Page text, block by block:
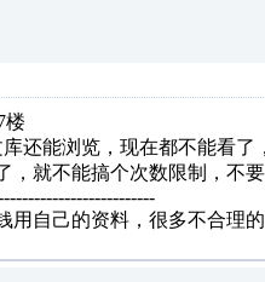
楼
能浏览，现在都不能看了
，就不能搞个次数限制，不
用自己的资料，很多不合理